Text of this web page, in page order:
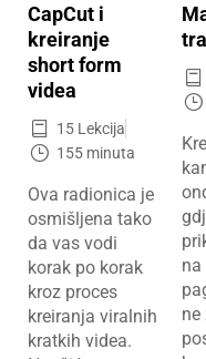
CapCut i
kreiranje
short form
videa
15 Lekcija
155 minuta
Ova radionica je
osmišljena tako
da vas vodi
korak po korak
kroz proces
kreiranja viralnih
kratkih videa.
na
ne